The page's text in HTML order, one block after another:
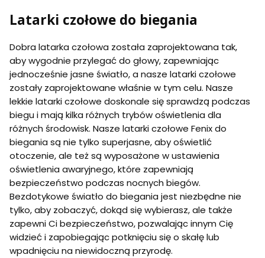
Latarki czołowe do biegania
Dobra latarka czołowa została zaprojektowana tak,
aby wygodnie przylegać do głowy, zapewniając
jednocześnie jasne światło, a nasze latarki czołowe
zostały zaprojektowane właśnie w tym celu. Nasze
lekkie latarki czołowe doskonale się sprawdzą podczas
biegu i mają kilka różnych trybów oświetlenia dla
różnych środowisk. Nasze latarki czołowe Fenix do
biegania są nie tylko superjasne, aby oświetlić
otoczenie, ale też są wyposażone w ustawienia
oświetlenia awaryjnego, które zapewniają
bezpieczeństwo podczas nocnych biegów.
Bezdotykowe światło do biegania jest niezbędne nie
tylko, aby zobaczyć, dokąd się wybierasz, ale także
zapewni Ci bezpieczeństwo, pozwalając innym Cię
widzieć i zapobiegając potknięciu się o skałę lub
wpadnięciu na niewidoczną przyrodę.